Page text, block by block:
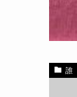
誰